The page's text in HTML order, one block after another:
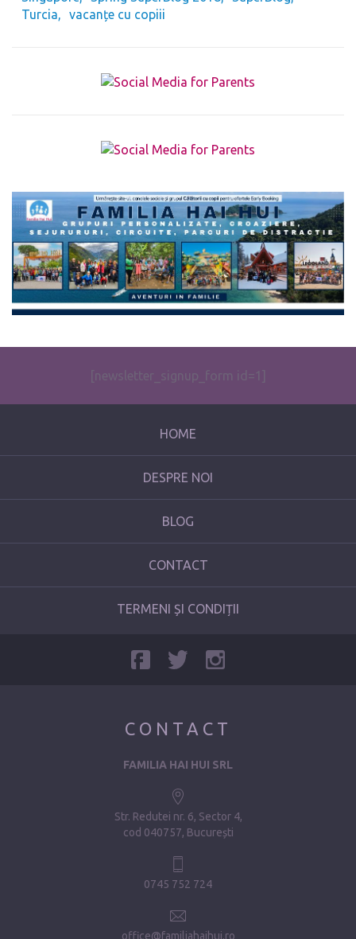
Turcia
vacanțe cu copiii
The form you have selected does not exist.
[newsletter_signup_form id=1]
HOME
DESPRE NOI
BLOG
CONTACT
TERMENI ȘI CONDIȚII
CONTACT
FAMILIA HAI HUI SRL
Str. Redutei nr. 6, Sector 4
cod 040757, București
0745 752 724
office@familiahaihui.ro